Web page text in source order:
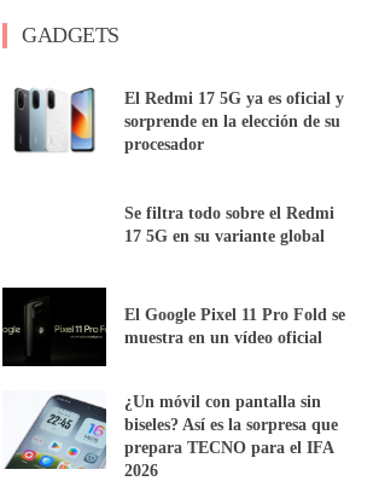
GADGETS
El Redmi 17 5G ya es oficial y
sorprende en la elección de su
procesador
Se filtra todo sobre el Redmi
17 5G en su variante global
El Google Pixel 11 Pro Fold se
muestra en un vídeo oficial
¿Un móvil con pantalla sin
biseles? Así es la sorpresa que
prepara TECNO para el IFA
2026